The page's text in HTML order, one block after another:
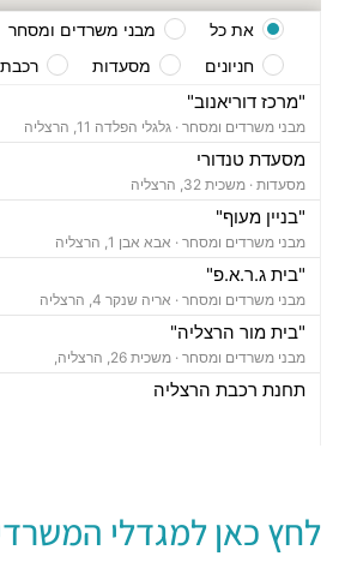
"מרכז דוריאנוב"
מבני משרדים ומסחר · גלגלי הפלדה 11, הרצליה
מסעדת טנדורי
מסעדות · משכית 32, הרצליה
"בניין מעוף"
מבני משרדים ומסחר · אבא אבן 1, הרצליה
"בית ג.ר.א.פ"
מבני משרדים ומסחר · אריה שנקר 4, הרצליה
"בית מור הרצליה"
מבני משרדים ומסחר · משכית 26, הרצליה,
תחנת רכבת הרצליה
חניונים ·5R65+MG הרצליה
את כל
מבני משרדים ומסחר
חניונים
מסעדות
לחץ כאן למגדלי